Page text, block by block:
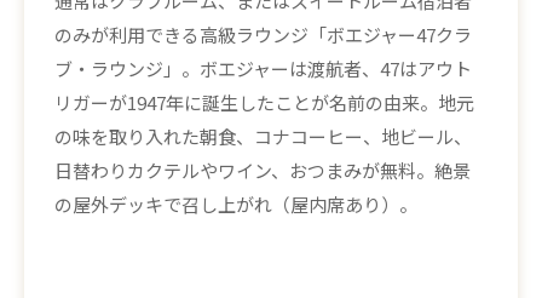
のみが利用できる高級ラウンジ「ボエジャー47クラ
ブ・ラウンジ」。ボエジャーは渡航者、47はアウト
リガーが1947年に誕生したことが名前の由来。地元
の味を取り入れた朝食、コナコーヒー、地ビール、
日替わりカクテルやワイン、おつまみが無料。絶景
の屋外デッキで召し上がれ（屋内席あり）。